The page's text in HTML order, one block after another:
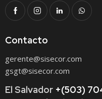
Contacto
gerente@sisecor.com
gsgt@sisecor.com
El Salvador +(503)